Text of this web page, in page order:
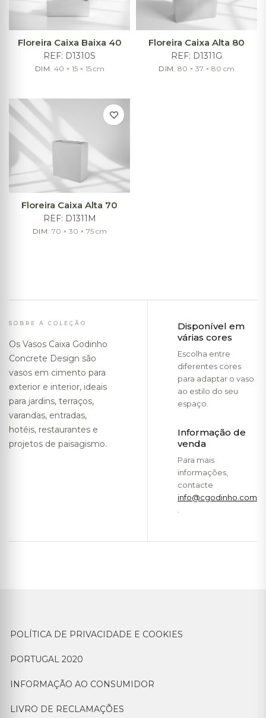
Floreira Caixa Baixa 40
REF: D1310S
DIM. 40 × 15 × 15 cm
Floreira Caixa Alta 80
REF: D1311G
DIM. 80 × 37 × 80 cm
Floreira Caixa Alta 70
REF: D1311M
DIM. 70 × 30 × 75 cm
SOBRE A COLEÇÃO
Os Vasos Caixa Godinho
Concrete Design são
vasos em cimento para
exterior e interior, ideais
para jardins, terraços,
varandas, entradas,
hotéis, restaurantes e
projetos de paisagismo.
Disponível em
várias cores
Escolha entre
diferentes cores
para adaptar o vaso
ao estilo do seu
espaço.
Informação de
venda
Para mais
informações,
contacte
info@cgodinho.com
.
POLÍTICA DE PRIVACIDADE E COOKIES
PORTUGAL 2020
INFORMAÇÃO AO CONSUMIDOR
LIVRO DE RECLAMAÇÕES